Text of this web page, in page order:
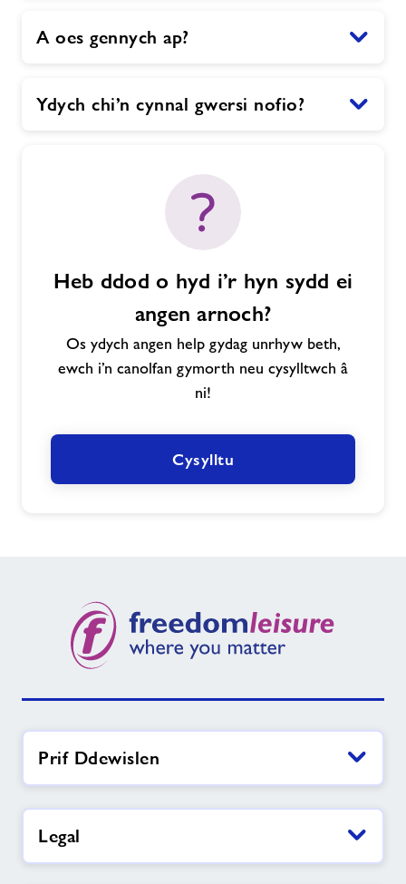
A oes gennych ap?
Ydych chi’n cynnal gwersi nofio?
Heb ddod o hyd i’r hyn sydd ei
angen arnoch?
Os ydych angen help gydag unrhyw beth,
ewch i’n canolfan gymorth neu cysylltwch â
ni!
Cysylltu
Prif Ddewislen
Legal